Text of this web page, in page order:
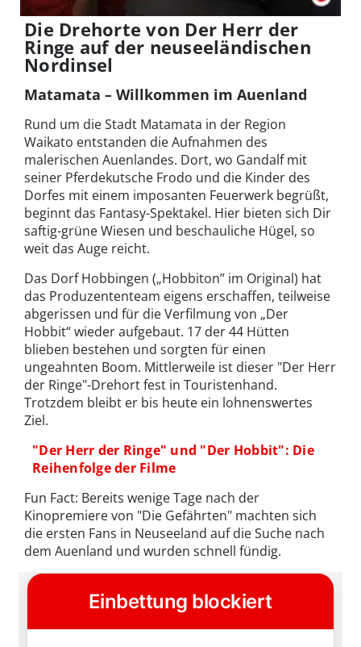
Die Drehorte von Der Herr der
Ringe auf der neuseeländischen
Nordinsel
Matamata – Willkommen im Auenland
Rund um die Stadt Matamata in der Region
Waikato entstanden die Aufnahmen des
malerischen Auenlandes. Dort, wo Gandalf mit
seiner Pferdekutsche Frodo und die Kinder des
Dorfes mit einem imposanten Feuerwerk begrüßt,
beginnt das Fantasy-Spektakel. Hier bieten sich Dir
saftig-grüne Wiesen und beschauliche Hügel, so
weit das Auge reicht.
Das Dorf Hobbingen („Hobbiton” im Original) hat
das Produzententeam eigens erschaffen, teilweise
abgerissen und für die Verfilmung von „Der
Hobbit“ wieder aufgebaut. 17 der 44 Hütten
blieben bestehen und sorgten für einen
ungeahnten Boom. Mittlerweile ist dieser "Der Herr
der Ringe"-Drehort fest in Touristenhand.
Trotzdem bleibt er bis heute ein lohnenswertes
Ziel.
"Der Herr der Ringe" und "Der Hobbit": Die
Reihenfolge der Filme
Fun Fact: Bereits wenige Tage nach der
Kinopremiere von "Die Gefährten" machten sich
die ersten Fans in Neuseeland auf die Suche nach
dem Auenland und wurden schnell fündig.